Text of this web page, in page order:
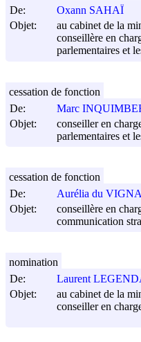
De:
Oxann SAHAÏ
Objet:
au cabinet de la
conseillère en
parlementaires et
De:
Marc
Objet:
conseiller en
parlementaires et
cessation de fonction
De:
Aurélia du
Objet:
conseillère en
communication
cessation de fonction
De:
Laurent
Objet:
au cabinet de la
conseiller en
nomination